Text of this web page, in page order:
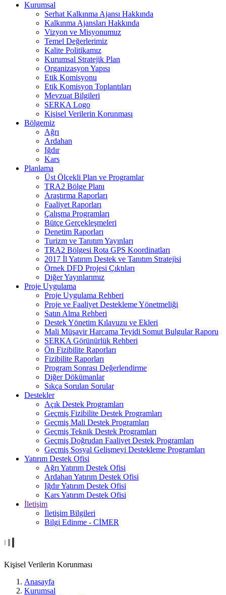
Kurumsal
Serhat Kalkınma Ajansı Hakkında
Kalkınma Ajansları Hakkında
Vizyon ve Misyonumuz
Temel Değerlerimiz
Kalite Politikamız
Kurumsal Stratejik Plan
Organizasyon Yapısı
Etik Komisyonu
Etik Komisyon Toplantıları
Mevzuat Bilgileri
SERKA Logo
Kişisel Verilerin Korunması
Bölgemiz
Ağrı
Ardahan
Iğdır
Kars
Planlama
Üst Ölçekli Plan ve Programlar
TRA2 Bölge Planı
Araştırma Raporları
Faaliyet Raporları
Çalışma Programları
Bütçe Gerçekleşmeleri
Denetim Raporları
Turizm ve Tanıtım Yayınları
TRA2 Bölgesi Rota GPS Koordinatları
2017 İl Yatırım Destek ve Tanıtım Stratejisi
Örnek DFD Projesi Çıktıları
Diğer Yayınlarımız
Proje Uygulama
Proje Uygulama Rehberi
Proje ve Faaliyet Destekleme Yönetmeliği
Satın Alma Rehberi
Destek Yönetim Kılavuzu ve Ekleri
Mali Müşavir Harcama Teyidi Somut Bulgular Raporu
SERKA Görünürlük Rehberi
Ön Fizibilite Raporları
Fizibilite Raporları
Program Sonrası Değerlendirme
Diğer Dökümanlar
Sıkça Sorulan Sorular
Destekler
Açık Destek Programları
Geçmiş Fizibilite Destek Programları
Geçmiş Mali Destek Programları
Geçmiş Teknik Destek Programları
Geçmiş Doğrudan Faaliyet Destek Programları
Geçmiş Sosyal Gelişmeyi Destekleme Programları
Yatırım Destek Ofisi
Ağrı Yatırım Destek Ofisi
Ardahan Yatırım Destek Ofisi
Iğdır Yatırım Destek Ofisi
Kars Yatırım Destek Ofisi
İletişim
İletişim Bilgileri
Bilgi Edinme - CİMER
Kişisel Verilerin Korunması
Anasayfa
Kurumsal